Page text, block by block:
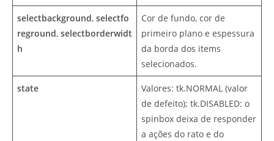
selectbackground, selectfo
reground, selectborderwidt
h
Cor de fundo, cor de
primeiro plano e espessura
da borda dos items
selecionados.
state
Valores: tk.NORMAL (valor
de defeito); tk.DISABLED: o
spinbox deixa de responder
a ações do rato e do